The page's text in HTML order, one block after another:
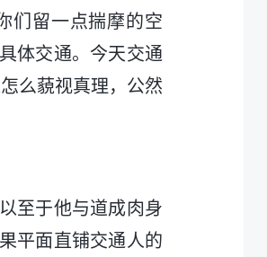
们留一点揣摩的空
体交通。今天交通
么藐视真理，公然
至于他与道成肉身
平面直铺交通人的